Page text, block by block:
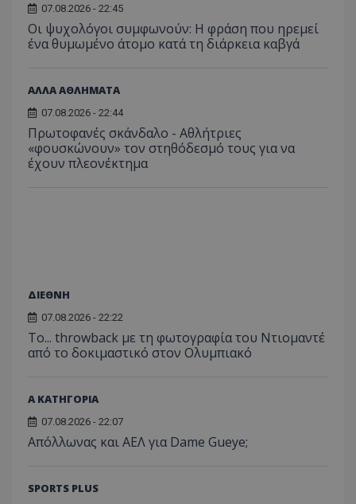
07.08.2026 - 22:45
Οι ψυχολόγοι συμφωνούν: Η φράση που ηρεμεί
ένα θυμωμένο άτομο κατά τη διάρκεια καβγά
ΑΛΛΑ ΑΘΛΗΜΑΤΑ
07.08.2026 - 22:44
Πρωτοφανές σκάνδαλο - Aθλήτριες
«φουσκώνουν» τον στηθόδεσμό τους για να
έχουν πλεονέκτημα
ΔΙΕΘΝΗ
07.08.2026 - 22:22
Το... throwback με τη φωτογραφία του Ντιομαντέ
από το δοκιμαστικό στον Ολυμπιακό
Α ΚΑΤΗΓΟΡΙΑ
07.08.2026 - 22:07
Απόλλωνας και ΑΕΛ για Dame Gueye;
SPORTS PLUS